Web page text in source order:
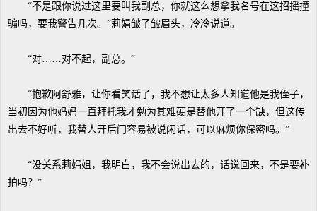
“不是跟你说过这里要叫我副总，你就这么想拿我名号在这招摇撞
骗吗，要我警告几次。”莉娟皱了皱眉头，冷冷说道。
“对……对不起，副总。”
“抱歉阿舒雅，让你看笑话了，我不想让太多人知道他是我侄子，
当初因为他妈妈一直拜托我才勉为其难硬是替他开了一个缺，但这传
出去不好听，我替人开后门容易被说闲话，可以麻烦你保密吗。”
“没关系莉娟姐，我明白，我不会说出去的，话说回来，不是要补
拍吗？”